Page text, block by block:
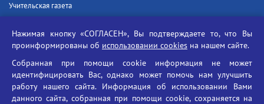
Учительская газета
Единый портал государственных услуг
Противодействие угрозам информационной безопасности
Социальные ролики - Генеральная прокуратура РФ
Противодействие коррупции
Нажимая кнопку «СОГЛАСЕН», Вы подтверждаете то, что Вы
проинформированы об использовании cookies на нашем сайте.
Собранная при помощи cookie информация не может
идентифицировать Вас, однако может помочь нам улучшить
работу нашего сайта. Информация об использовании Вами
данного сайта, собранная при помощи cookie, сохраняется на